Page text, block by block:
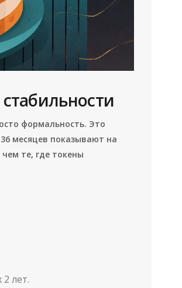
формальность. Это
месяцев показывают на
те, где токены
лет.